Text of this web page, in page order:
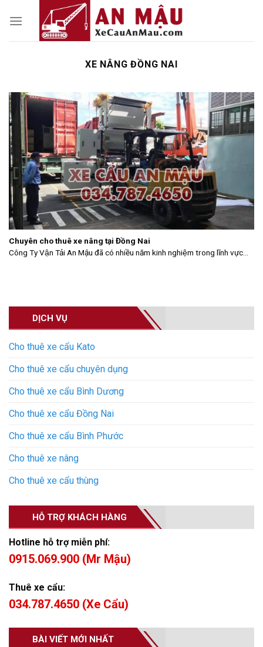
XE NÂNG ĐỒNG NAI
DỊCH VỤ
Cho thuê xe cẩu Kato
Cho thuê xe cẩu chuyên dụng
Cho thuê xe cẩu Bình Dương
Cho thuê xe cẩu Đồng Nai
Cho thuê xe cẩu Bình Phước
Cho thuê xe nâng
Cho thuê xe cẩu thùng
HỖ TRỢ KHÁCH HÀNG
Hotline hỗ trợ miễn phí:
0915.069.900 (Mr Mậu)
Thuê xe cẩu:
034.787.4650 (Xe Cẩu)
BÀI VIẾT MỚI NHẤT
Chuyên cho thuê xe nâng tại Đồng Nai
Công Ty Vận Tải An Mậu đã có nhiều năm kinh nghiệm trong lĩnh vực...